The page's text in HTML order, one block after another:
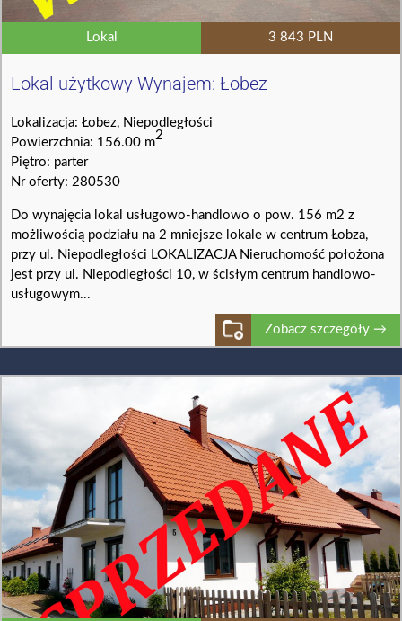
Lokal 3 843 PLN
Lokal użytkowy Wynajem: Łobez
Lokalizacja: Łobez, Niepodległości
Powierzchnia: 156.00 m2
Piętro: parter
Nr oferty: 280530
Do wynajęcia lokal usługowo-handlowo o pow. 156 m2 z
możliwością podziału na 2 mniejsze lokale w centrum Łobza,
przy ul. Niepodległości LOKALIZACJA Nieruchomość położona
jest przy ul. Niepodległości 10, w ścisłym centrum handlowo-
usługowym...
Zobacz szczegóły →